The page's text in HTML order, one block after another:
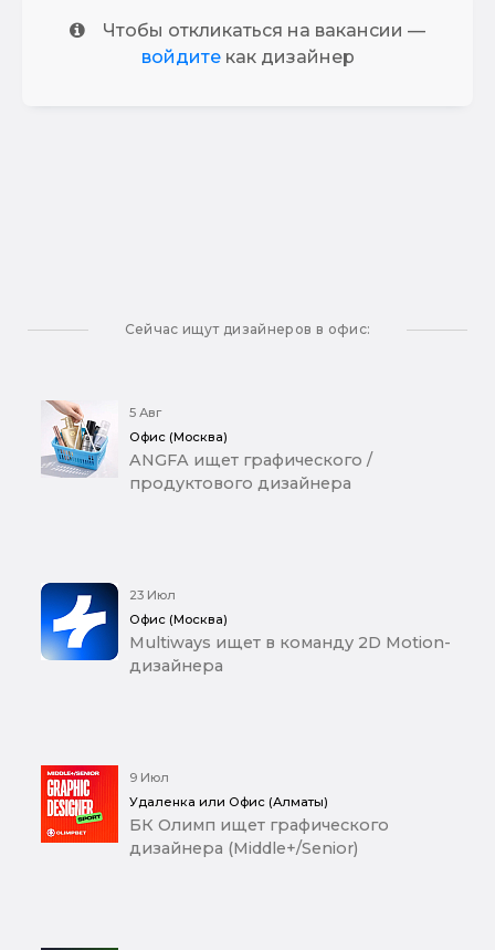
Чтобы откликаться на вакансии —
войдитекак дизайнер
Сейчас ищут дизайнеров в офис:
5 Авг
Офис (Москва)
ANGFA ищет графического /
продуктового дизайнера
23 Июл
Офис (Москва)
Multiways ищет в команду 2D Motion-
дизайнера
9 Июл
Удаленка или Офис (Алматы)
БК Олимп ищет графического
дизайнера (Middle+/Senior)